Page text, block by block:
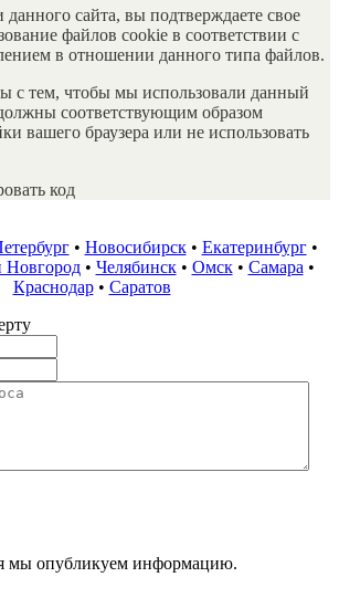
сайта, вы подтверждаете свое
файлов cookie в соответствии с
в отношении данного типа файлов.
с тем, чтобы мы использовали данный
соответствующим образом
вашего браузера или не использовать
код
• Новосибирск• Екатеринбург•
• Челябинск• Омск• Самара •
Краснодар• Саратов
мы опубликуем информацию.